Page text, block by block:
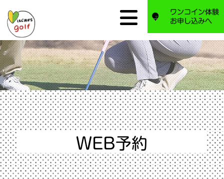
ワンコイン体験
お申し込みへ
WEB予約